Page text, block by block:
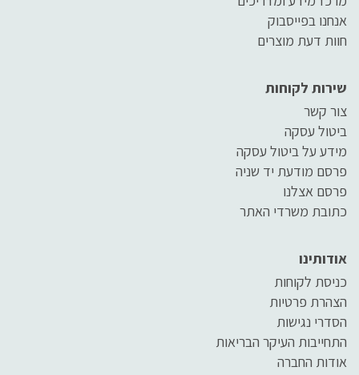
אנחנו בפייסבוק
חוות דעת מוצרים
שירות לקוחות
צור קשר
ביטול עסקה
מידע על ביטול עסקה
פרסם מודעת יד שניה
פרסם אצלנו
כתובת משרדי האתר
אודותינו
כניסת לקוחות
הצהרת פרטיות
הסדרי נגישות
התחייבות העיקר הבריאות
אודות החברה